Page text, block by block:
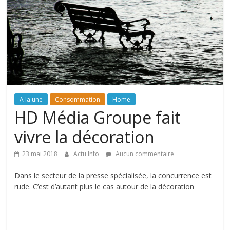
A la une Consommation Home
HD Média Groupe fait
vivre la décoration
23 mai 2018 Actu Info Aucun commentaire
Dans le secteur de la presse spécialisée, la concurrence est
rude. C’est d’autant plus le cas autour de la décoration